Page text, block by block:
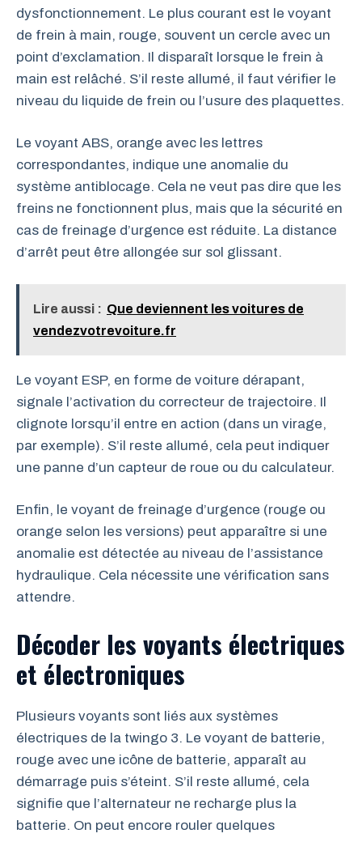
dysfonctionnement. Le plus courant est le voyant
de frein à main, rouge, souvent un cercle avec un
point d’exclamation. Il disparaît lorsque le frein à
main est relâché. S’il reste allumé, il faut vérifier le
niveau du liquide de frein ou l’usure des plaquettes.
Le voyant ABS, orange avec les lettres
correspondantes, indique une anomalie du
système antiblocage. Cela ne veut pas dire que les
freins ne fonctionnent plus, mais que la sécurité en
cas de freinage d’urgence est réduite. La distance
d’arrêt peut être allongée sur sol glissant.
Lire aussi : Que deviennent les voitures de
vendezvotrevoiture.fr
Le voyant ESP, en forme de voiture dérapant,
signale l’activation du correcteur de trajectoire. Il
clignote lorsqu’il entre en action (dans un virage,
par exemple). S’il reste allumé, cela peut indiquer
une panne d’un capteur de roue ou du calculateur.
Enfin, le voyant de freinage d’urgence (rouge ou
orange selon les versions) peut apparaître si une
anomalie est détectée au niveau de l’assistance
hydraulique. Cela nécessite une vérification sans
attendre.
Décoder les voyants électriques
et électroniques
Plusieurs voyants sont liés aux systèmes
électriques de la twingo 3. Le voyant de batterie,
rouge avec une icône de batterie, apparaît au
démarrage puis s’éteint. S’il reste allumé, cela
signifie que l’alternateur ne recharge plus la
batterie. On peut encore rouler quelques